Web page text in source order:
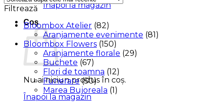
Înapoi la magazin
Coș
Nu ai niciun produs în coș.
Înapoi la magazin
Filtrează
Bloombox Atelier (82)
Aranjamente evenimente (81)
Bloombox Flowers (150)
Aranjamente florale (29)
Buchete (67)
Flori de toamna (12)
Funerare (50)
Marea Bujoreala (1)